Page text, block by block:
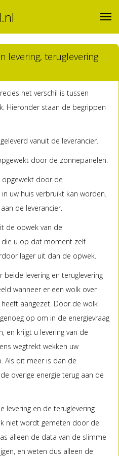
levering, teruglevering
het verschil is tussen
Hieronder staan de begrippen
vanuit de leverancier.
door de zonnepanelen.
door de
uw huis verbruikt kan worden.
de leverancier.
de opwek van de
u op dat moment zelf
lager uit dan de opwek.
levering en teruglevering
wanneer er een wolk over
aangezet. Door de wolk
op om in de energievraag
en krijgt u levering van de
wegtrekt wekken uw
Als dit meer is dan de
overige energie terug aan de
levering en de teruglevering
niet wordt gemeten door de
alleen de data van de slimme
en weten dus alleen de